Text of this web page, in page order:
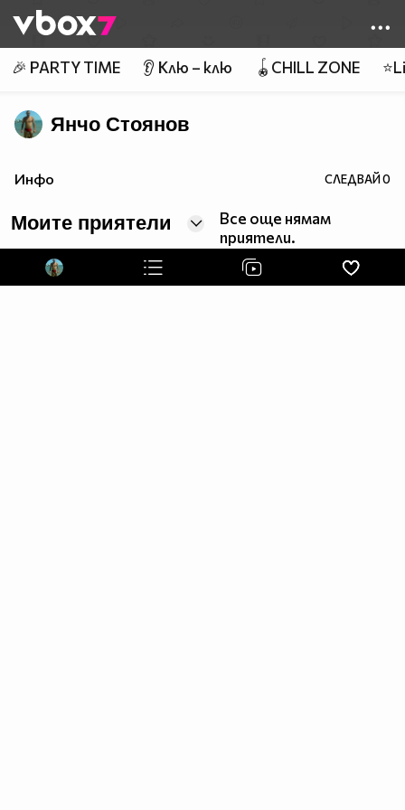
👾
🎉 PARTY TIME 👂 Клю – клю 🪀CHILL ZONE
Янчо Стоянов
Инфо СЛЕДВАЙ0
Моите приятели
Все още нямам
приятели.